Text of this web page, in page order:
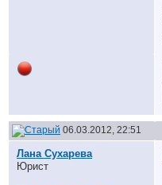
06.03.2012, 22:51
Лана Сухарева
Юрист